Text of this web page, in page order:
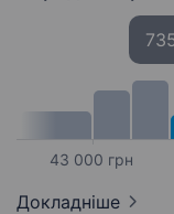
43 000 грн
Докладніше